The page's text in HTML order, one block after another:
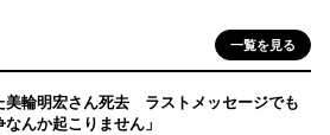
一覧を見る
美輪明宏さん死去 ラストメッセージでも
んか起こりません」